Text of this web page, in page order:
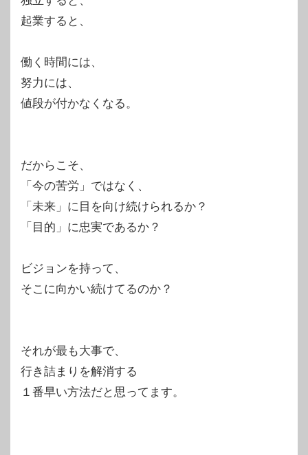
起業すると、
働く時間には、
努力には、
値段が付かなくなる。
だからこそ、
「今の苦労」ではなく、
「未来」に目を向け続けられるか？
「目的」に忠実であるか？
ビジョンを持って、
そこに向かい続けてるのか？
それが最も大事で、
行き詰まりを解消する
１番早い方法だと思ってます。